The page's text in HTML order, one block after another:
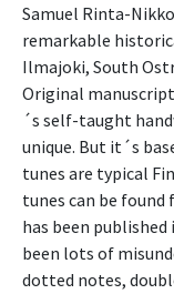
Samuel Rinta-
remarkable
Ilmajoki, South
Original
´s self-taught
unique. But it´s
tunes are typical
tunes can be found
has been
been lots of
dotted notes,